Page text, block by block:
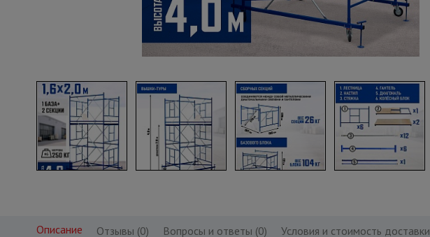
Металл и металлообработка
Описание Отзывы (0) Вопросы и ответы (0) Условия и стоимость доставки